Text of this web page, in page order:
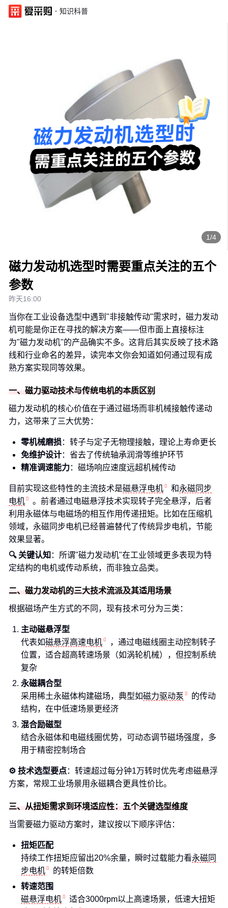
· 知识科普
1/4
磁力发动机选型时需要重点关注的五个
参数
昨天16:00
当你在工业设备选型中遇到"非接触传动"需求时，磁力发动
机可能是你正在寻找的解决方案——但市面上直接标注
为"磁力发动机"的产品确实不多。这背后其实反映了技术路
线和行业命名的差异，读完本文你会知道如何通过现有成
熟方案实现同等效果。
一、磁力驱动技术与传统电机的本质区别
磁力发动机的核心价值在于通过磁场而非机械接触传递动
力，这带来了三大优势：
零机械磨损 ：转子与定子无物理接触，理论上寿命更长
免维护设计：省去了传统轴承润滑等维护环节
精准调速能力：磁场响应速度远超机械传动
目前实现这些特性的主流技术是磁悬浮电机 和永磁同步
电机
。前者通过电磁悬浮技术实现转子完全悬浮，后者
利用永磁体与电磁场的相互作用传递扭矩。比如在压缩机
领域，永磁同步电机已经普遍替代了传统异步电机，节能
效果显著。
🔍 关键认知 ：所谓"磁力发动机"在工业领域更多表现为特
定结构的电机或传动系统，而非独立品类。
二、磁力发动机的三大技术流派及其适用场景
根据磁场产生方式的不同，现有技术可分为三类：
主动磁悬浮型
代表如磁悬浮高速电机
，通过电磁线圈主动控制转子
位置，适合超高转速场景（如涡轮机械），但控制系统
复杂
永磁耦合型
采用稀土永磁体构建磁场，典型如磁力驱动泵
的传动
结构，在中低速场景更经济
混合励磁型
结合永磁体和电磁线圈优势，可动态调节磁场强度，多
用于精密控制场合
⚙️ 技术选型要点：转速超过每分钟1万转时优先考虑磁悬浮
方案，常规工业场景用永磁耦合更具性价比。
三、从扭矩需求到环境适应性：五个关键选型维度
当需要磁力驱动方案时，建议按以下顺序评估：
扭矩匹配
持续工作扭矩应留出20%余量，瞬时过载能力看永磁同
步电机
的转矩倍数
转速范围
磁悬浮电机
适合3000rpm以上高速场景，低速大扭矩